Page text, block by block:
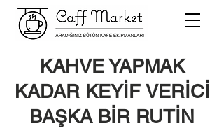
KAHVE YAPMAK
KADAR KEYİF VERİCİ
BAŞKA BİR RUTİN